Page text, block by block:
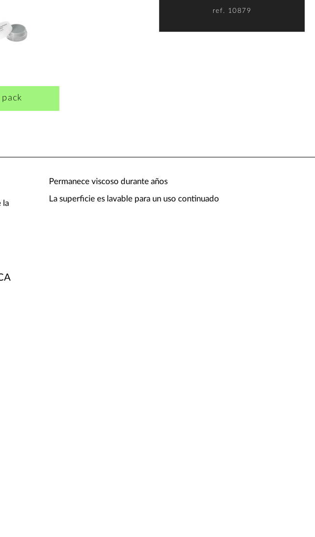
ref. 10879
la
Permanece viscoso durante años
La superficie es lavable para un uso continuado